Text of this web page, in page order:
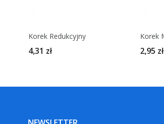
Korek Redukcyjny
4,31 zł
Korek
2,95 zł